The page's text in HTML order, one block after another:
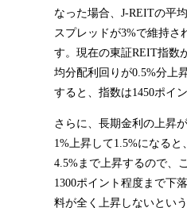
なった場合、J-REITの平
スプレッドが3%で維持さ
す。現在の東証REIT指数
均分配利回りが0.5%分上
すると、指数は1450ポイ
さらに、長期金利の上昇
1%上昇して1.5%になる
4.5%まで上昇するので、
1300ポイント程度まで下
料が全く上昇しないとい